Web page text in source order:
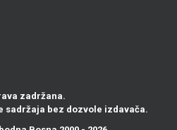
zadržana.
sadržaja bez dozvole izdavača.